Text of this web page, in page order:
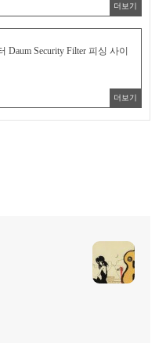
더보기
Daum Security Filter 피싱 사이
더보기